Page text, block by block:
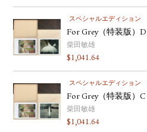
スペシャルエディション
For Grey（特装版）D
柴田敏雄
$1,041.64
スペシャルエディション
For Grey（特装版）C
柴田敏雄
$1,041.64